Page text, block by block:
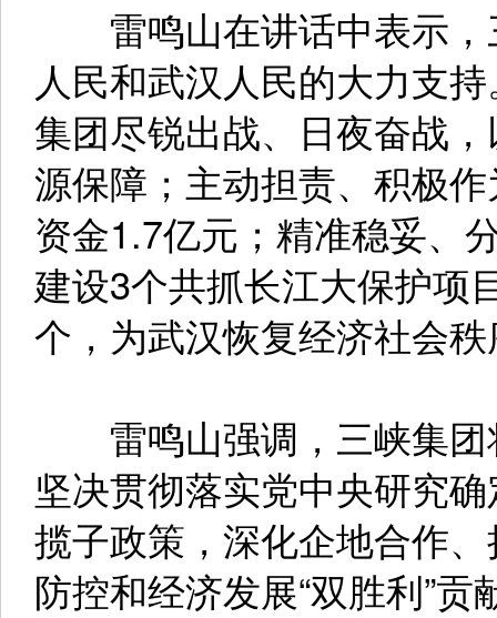
雷鸣山在讲话中表示，
人民和武汉人民的大力支
集团尽锐出战、日夜奋战
源保障；主动担责、积极
资金1.7亿元；精准稳妥、
建设3个共抓长江大保护项
个，为武汉恢复经济社会
雷鸣山强调，三峡集团
坚决贯彻落实党中央研究
揽子政策，深化企地合作
防控和经济发展“双胜利”贡